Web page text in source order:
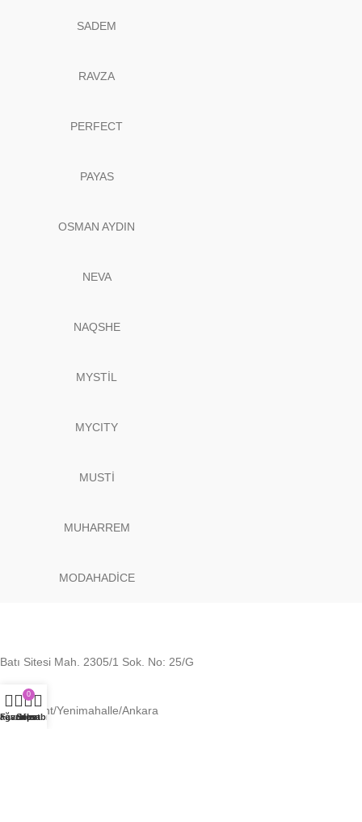
SADEM
RAVZA
PERFECT
PAYAS
OSMAN AYDIN
NEVA
NAQSHE
MYSTİL
MYCITY
MUSTİ
MUHARREM
MODAHADİCE
Batı Sitesi Mah. 2305/1 Sok. No: 25/G
Batıkent/Yenimahalle/Ankara
Favoriler
0
Sepet
Hesabım